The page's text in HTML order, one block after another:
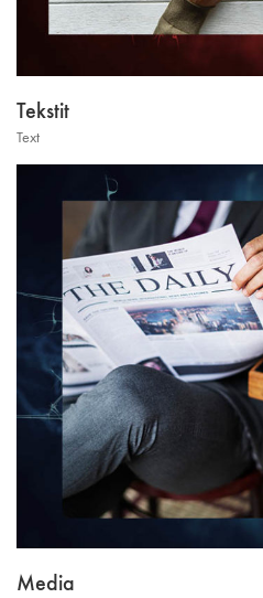
Tekstit
Text
Media